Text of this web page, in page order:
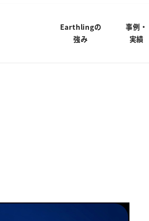
Earthlingの
強み
事例・
実績